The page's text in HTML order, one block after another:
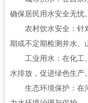
确保居民用水安全无忧。
农村饮水安全：针
期或不定期检测井水、
工业用水：在化工
水排放，促进绿色生产。
生态环境保护：在